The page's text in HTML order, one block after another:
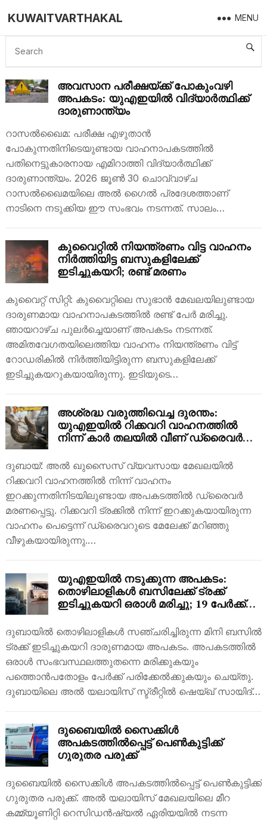
KUWAITVARTHAKAL MENU
ACCIDENT
അവസാന പരീക്ഷയ്ക്ക് പോകുംവഴി
അപകടം: യുഎഇയിൽ വിദ്യാർത്ഥിക്ക്
ദാരുണാന്ത്യം
റാസൽഖൈമ: പരീക്ഷ എഴുതാൻ
പോകുന്നതിനിടെയുണ്ടായ വാഹനാപകടത്തിൽ
പതിനെട്ടുകാരനായ എമിറാത്തി വിദ്യാർത്ഥിക്ക്
ദാരുണാന്ത്യം. 2026 ജൂൺ 30 ചൊവ്വാഴ്ച
റാസൽഖൈമയിലെ അൽ ഗൈൽ പ്രദേശത്താണ്
നാടിനെ നടുക്കിയ ഈ സംഭവം നടന്നത്. സാലം…
കുവൈറ്റിൽ നിയന്ത്രണം വിട്ട വാഹനം
നിർത്തിയിട്ട ബസുകളിലേക്ക്
ഇടിച്ചുകയറി; രണ്ട് മരണം
കുവൈറ്റ് സിറ്റി: കുവൈറ്റിലെ സുഭാൻ മേഖലയിലുണ്ടായ
ദാരുണമായ വാഹനാപകടത്തിൽ രണ്ട് പേർ മരിച്ചു.
ഞായറാഴ്ച പുലർച്ചെയാണ് അപകടം നടന്നത്.
അമിതവേഗതയിലെത്തിയ വാഹനം നിയന്ത്രണം വിട്ട്
റോഡരികിൽ നിർത്തിയിട്ടിരുന്ന ബസുകളിലേക്ക്
ഇടിച്ചുകയറുകയായിരുന്നു. ഇടിയുടെ…
അശ്രദ്ധ വരുത്തിവെച്ച ദുരന്തം:
യുഎഇയിൽ റിക്കവറി വാഹനത്തിൽ
നിന്ന് കാർ തലയിൽ വീണ് ഡ്രൈവർക്ക്
ദുബായ്: അൽ ഖുസൈസ് വ്യവസായ മേഖലയിൽ
റിക്കവറി വാഹനത്തിൽ നിന്ന് വാഹനം
ഇറക്കുന്നതിനിടയിലുണ്ടായ അപകടത്തിൽ ഡ്രൈവർ
മരണപ്പെട്ടു. റിക്കവറി ട്രക്കിൽ നിന്ന് ഇറക്കുകയായിരുന്ന
വാഹനം പെട്ടെന്ന് ഡ്രൈവറുടെ മേലേക്ക് മറിഞ്ഞു
വീഴുകയായിരുന്നു.…
യുഎഇയിൽ നടുക്കുന്ന അപകടം:
തൊഴിലാളികൾ ബസിലേക്ക് ട്രക്ക്
ഇടിച്ചുകയറി ഒരാൾ മരിച്ചു; 19 പേർക്ക്
ദുബായിൽ തൊഴിലാളികൾ സഞ്ചരിച്ചിരുന്ന മിനി ബസിൽ
ട്രക്ക് ഇടിച്ചുകയറി ദാരുണമായ അപകടം. അപകടത്തിൽ
ഒരാൾ സംഭവസ്ഥലത്തുതന്നെ മരിക്കുകയും
പത്തൊൻപതോളം പേർക്ക് പരിക്കേൽക്കുകയും ചെയ്തു.
ദുബായിലെ അൽ യലായിസ് സ്ട്രീറ്റിൽ ഷെയ്ഖ് സായിദ്…
ദുബൈയിൽ സൈക്കിൾ
അപകടത്തിൽപ്പെട്ട് പെൺകുട്ടിക്ക്
ഗുരുതര പരുക്ക്
ദുബൈയിൽ സൈക്കിൾ അപകടത്തിൽപ്പെട്ട് പെൺകുട്ടിക്ക്
ഗുരുതര പരുക്ക്. അൽ യലായിസ് മേഖലയിലെ മീറ
കമ്മ്യൂണിറ്റി റെസിഡൻഷ്യൽ ഏരിയയിൽ നടന്ന